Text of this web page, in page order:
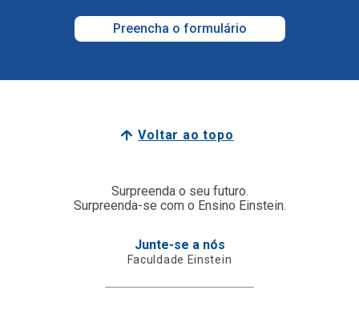
Preencha o formulário
Voltar ao topo
Surpreenda o seu futuro.
Surpreenda-se com o Ensino Einstein.
Junte-se a nós
Faculdade Einstein